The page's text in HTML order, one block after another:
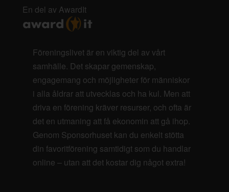
En del av AwardIt
Föreningslivet är en viktig del av vårt
samhälle. Det skapar gemenskap,
engagemang och möjligheter för människor
i alla åldrar att utvecklas och ha kul. Men att
driva en förening kräver resurser, och ofta är
det en utmaning att få ekonomin att gå ihop.
Genom Sponsorhuset kan du enkelt stötta
din favoritförening samtidigt som du handlar
online – utan att det kostar dig något extra!